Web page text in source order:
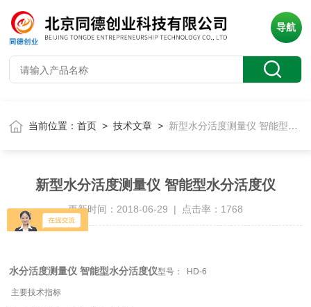
导航
当前位置：首页 >技术文章 > 新型水分活度测量仪 智能型水分活度仪
新型水分活度测量仪 智能型水分活度仪
更新时间：2018-06-29 | 点击率：1768
水分活度测量仪 智能型水分活度仪型号： HD-6
主要技术指标